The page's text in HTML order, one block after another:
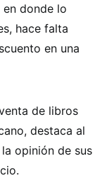
donde lo
hace falta
en una
de libros
destaca al
opinión de sus